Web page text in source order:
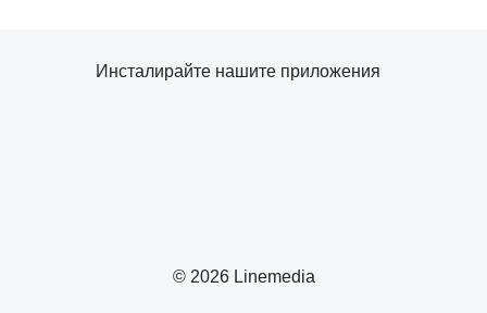
© 2026 Linemedia
Инсталирайте нашите приложения